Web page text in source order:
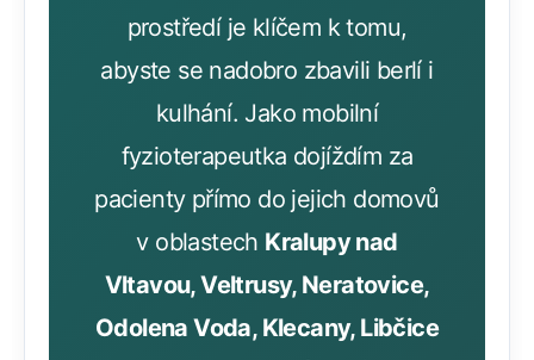
prostředí je klíčem k tomu,
abyste se nadobro zbavili berlí i
kulhání. Jako mobilní
fyzioterapeutka dojíždím za
pacienty přímo do jejich domovů
v oblastech Kralupy nad
Vltavou, Veltrusy, Neratovice,
Odolena Voda, Klecany, Libčice